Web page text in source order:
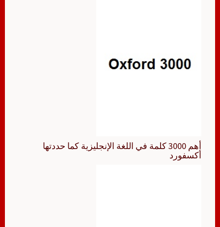
أهم 3000 كلمة في اللغة الإنجليزية كما حددتها
أكسفورد